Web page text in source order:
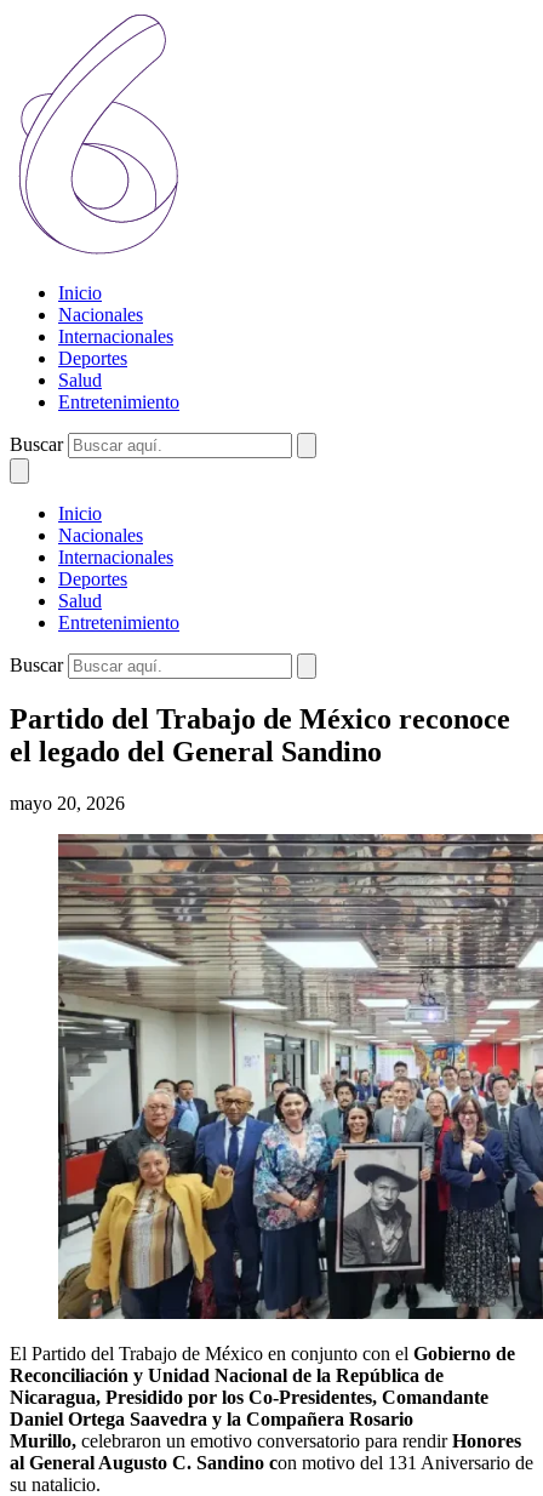
Inicio
Nacionales
Internacionales
Deportes
Salud
Entretenimiento
Buscar
Inicio
Nacionales
Internacionales
Deportes
Salud
Entretenimiento
Buscar
Partido del Trabajo de México reconoce
el legado del General Sandino
mayo 20, 2026
El Partido del Trabajo de México en conjunto con el Gobierno de
Reconciliación y Unidad Nacional de la República de
Nicaragua, Presidido por los Co-Presidentes, Comandante
Daniel Ortega Saavedra y la Compañera Rosario
Murillo, celebraron un emotivo conversatorio para rendirHonores
al General Augusto C. Sandino con motivo del 131 Aniversario de
su natalicio.